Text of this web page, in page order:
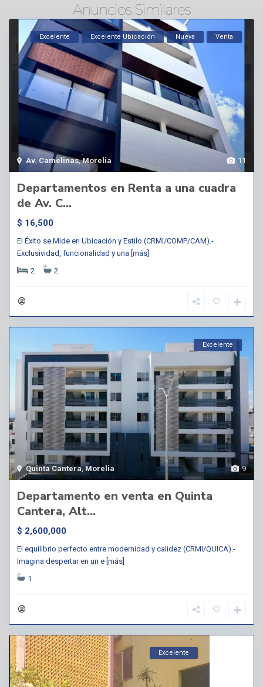
Anuncios Similares
11
Av. Camelinas,Morelia
Excelente Excelente Ubicación Nueva Venta
Departamentos en Renta a una cuadra
de Av. C...
$ 16,500
El Éxito se Mide en Ubicación y Estilo (CRMI/COMP/CAM).-
Exclusividad, funcionalidad y una [más]
2
2
9
Quinta Cantera,Morelia
Excelente
Departamento en venta en Quinta
Cantera, Alt...
$ 2,600,000
El equilibrio perfecto entre modernidad y calidez (CRMI/QUICA).-
Imagina despertar en un e [más]
1
Excelente